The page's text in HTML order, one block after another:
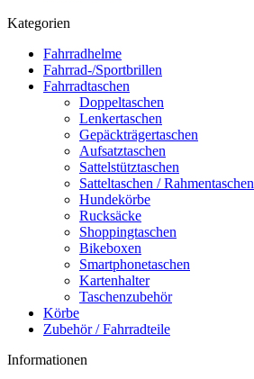
Kategorien
Fahrradhelme
Fahrrad-/Sportbrillen
Fahrradtaschen
Doppeltaschen
Lenkertaschen
Gepäckträgertaschen
Aufsatztaschen
Sattelstütztaschen
Satteltaschen / Rahmentaschen
Hundekörbe
Rucksäcke
Shoppingtaschen
Bikeboxen
Smartphonetaschen
Kartenhalter
Taschenzubehör
Körbe
Zubehör / Fahrradteile
Informationen